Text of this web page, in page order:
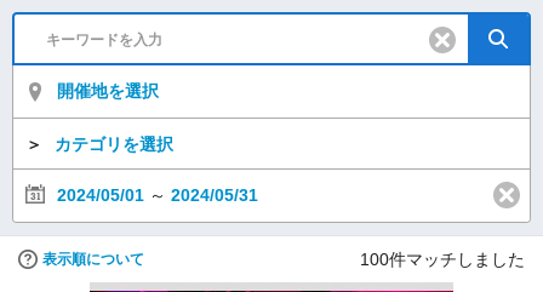
開催地を選択
＞ カテゴリを選択
2024/05/01 ～ 2024/05/31
表示順について 100件マッチしました